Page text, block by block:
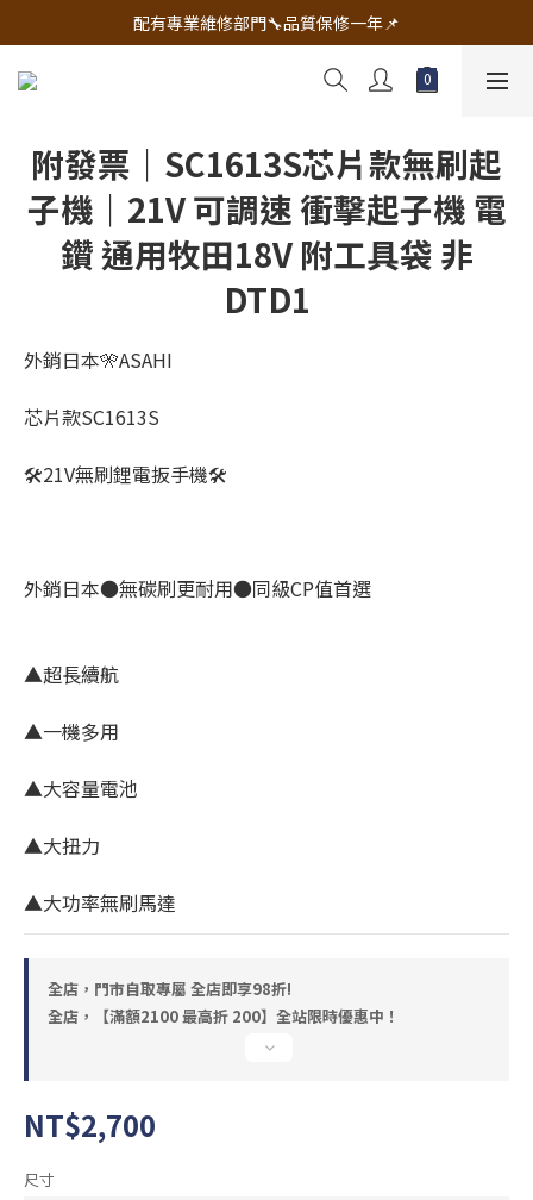
🔧電動工具&五金唯一首選 宇慶五金網拍🔧
配有專業維修部門🔧品質保修一年📌
🔧電動工具&五金唯一首選 宇慶五金網拍🔧
附發票｜SC1613S芯片款無刷起
子機｜21V 可調速 衝擊起子機 電
鑽 通用牧田18V 附工具袋 非
DTD1
外銷日本🎌ASAHI
芯片款SC1613S
🛠21V無刷鋰電扳手機🛠
外銷日本●無碳刷更耐用●同級CP值首選
▲超長續航
▲一機多用
▲大容量電池
▲大扭力
▲大功率無刷馬達
全店，門市自取專屬 全店即享98折!
全店，【滿額2100 最高折 200】全站限時優惠中！
NT$2,700
尺寸